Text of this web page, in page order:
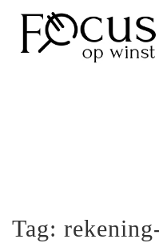
Tag: